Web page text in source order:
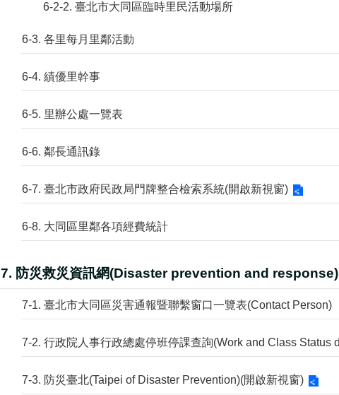
6-2-2. 臺北市大同區臨時里民活動場所
6-3. 各里每月里鄰活動
6-4. 績優里幹事
6-5. 里辦公處一覽表
6-6. 鄰長通訊錄
6-7. 臺北市政府民政局門牌整合檢索系統(開啟新視窗)
6-8. 大同區里鄰各項經費統計
7. 防災救災資訊網(Disaster prevention and response)
7-1. 臺北市大同區災害通報暨聯繫窗口一覽表(Contact Person)
7-3. 防災臺北(Taipei of Disaster Prevention)(開啟新視窗)